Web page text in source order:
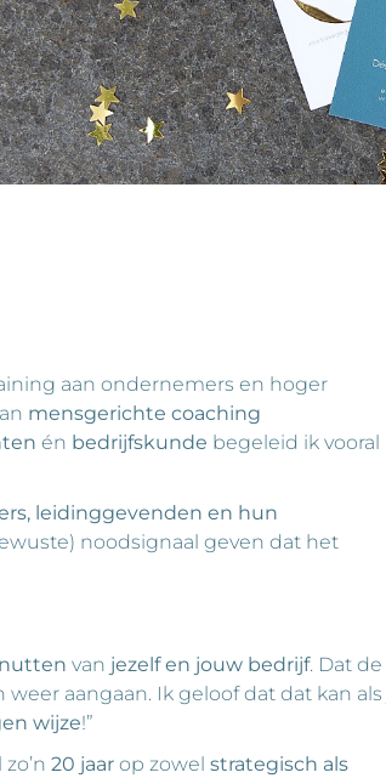
aan ondernemers en hoger
mensgerichte coaching
én bedrijfskunde begeleid ik vooral
leidinggevenden en hun
noodsignaal geven dat het
van jezelf en jouw bedrijf. Dat de
weer aangaan. Ik geloof dat dat kan als
wijze!”
20 jaar op zowel strategisch als